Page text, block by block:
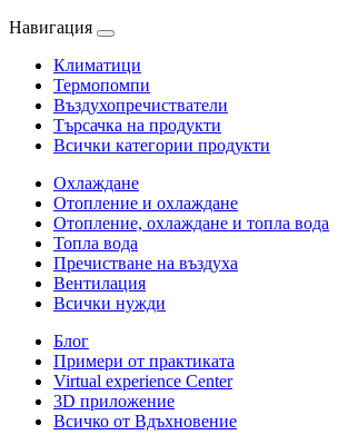
Навигация
Климатици
Термопомпи
Въздухопречистватели
Търсачка на продукти
Всички категории продукти
Охлаждане
Отопление и охлаждане
Отопление, охлаждане и топла вода
Топла вода
Пречистване на въздуха
Вентилация
Всички нужди
Блог
Примери от практиката
Virtual experience Center
3D приложение
Всичко от Вдъхновение